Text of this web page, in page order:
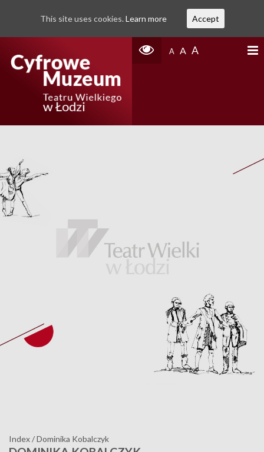
A A A
Index/Dominika Kobalczyk
This site uses cookies. Learn more Accept